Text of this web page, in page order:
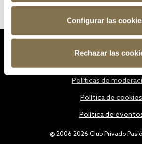
Configurar las
Rechazar las
@ 2006-2026 Club Privado
Políticas de
Política de cookies
Política de